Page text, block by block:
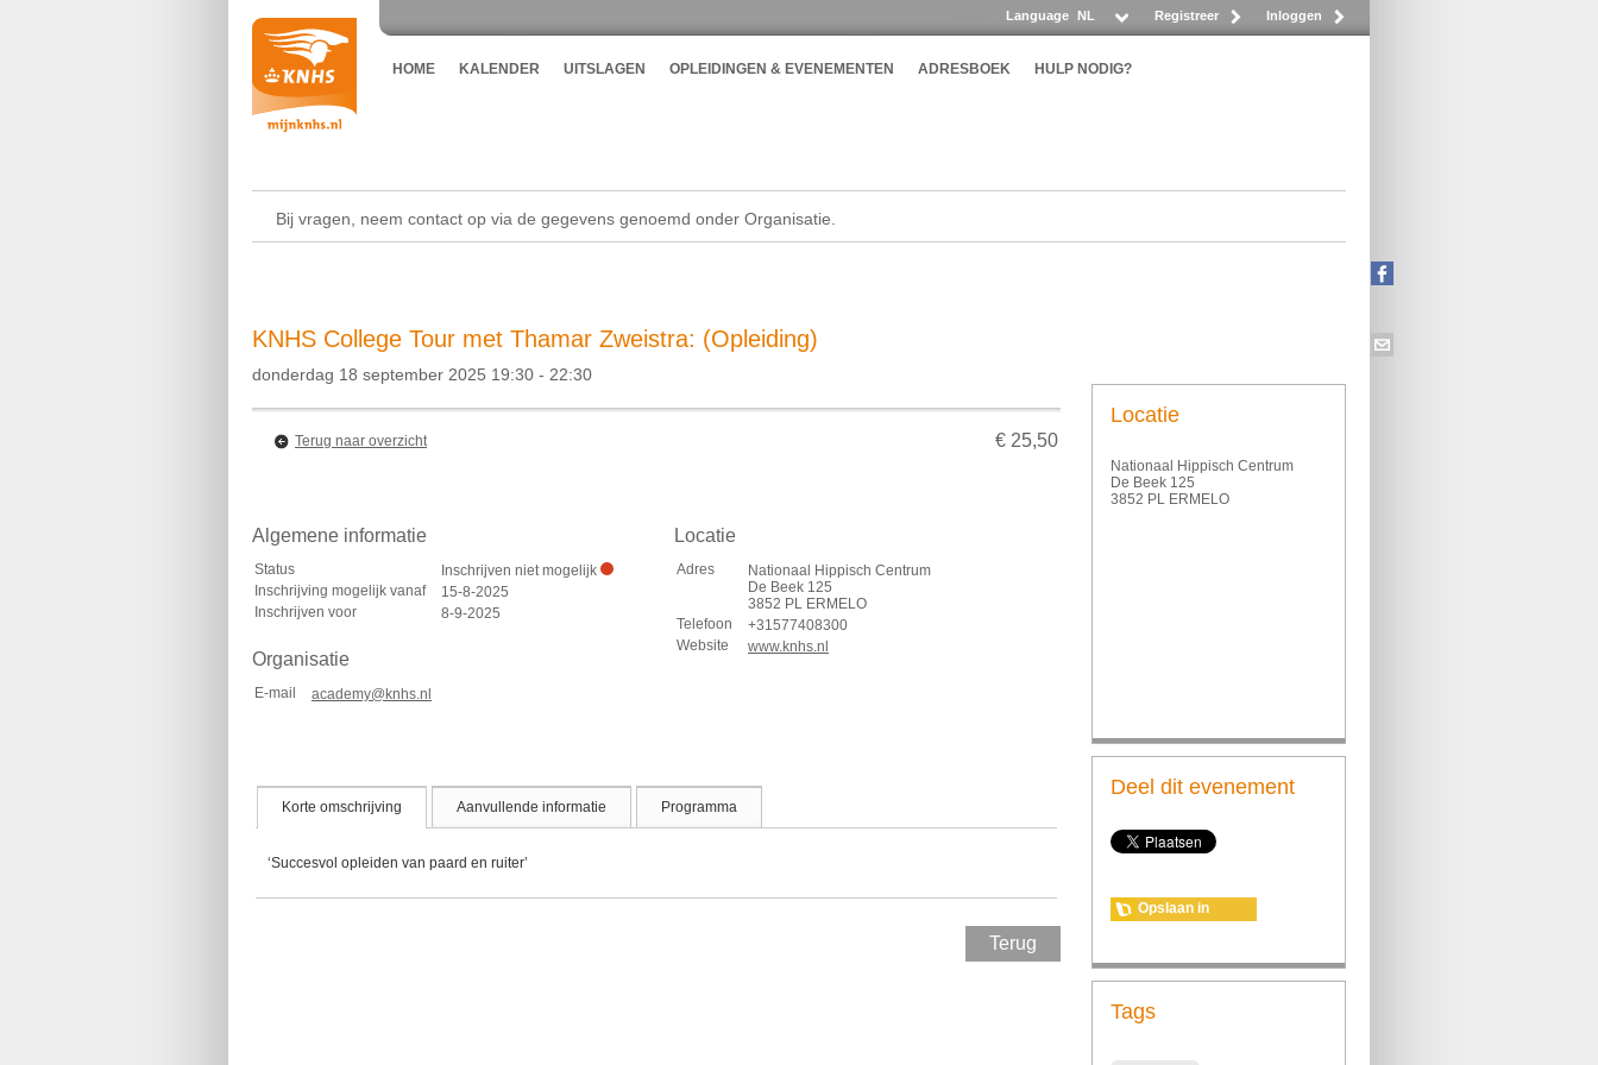
Registreer Inloggen
Language NL
HOME KALENDER UITSLAGEN OPLEIDINGEN & EVENEMENTEN ADRESBOEK HULP NODIG?
Bij vragen, neem contact op via de gegevens genoemd onder Organisatie.
KNHS College Tour met Thamar Zweistra: (Opleiding)
donderdag 18 september 2025 19:30 - 22:30
Terug naar overzicht € 25,50
Algemene informatie
Status
Inschrijven niet mogelijk
Inschrijving mogelijk vanaf
15-8-2025
Inschrijven voor
8-9-2025
Organisatie
E-mail academy@knhs.nl
Locatie
Adres
Nationaal Hippisch Centrum
De Beek 125
3852 PL ERMELO
Telefoon
+31577408300
Website
www.knhs.nl
Korte omschrijving Aanvullende informatie Programma
‘Succesvol opleiden van paard en ruiter’
Terug
Locatie
Nationaal Hippisch Centrum
De Beek 125
3852 PL ERMELO
Deel dit evenement
Opslaan in
Tags